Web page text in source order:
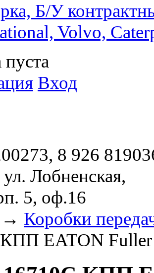
Б/У
Volvo,
Вход
8 926
Лобненская,
5, оф.16
→ Коробки
КПП EATON Fuller